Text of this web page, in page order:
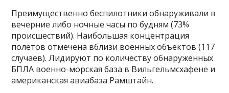
Преимущественно беспилотники обнаруживали в
вечерние либо ночные часы по будням (73%
происшествий). Наибольшая концентрация
полётов отмечена вблизи военных объектов (117
случаев). Лидируют по количеству обнаруженных
БПЛА военно-морская база в Вильгельмсхафене и
американская авиабаза Рамштайн.